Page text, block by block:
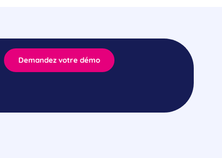
Demandez votre démo